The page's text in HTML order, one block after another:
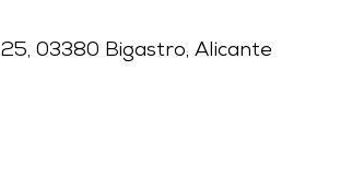
25, 03380 Bigastro, Alicante